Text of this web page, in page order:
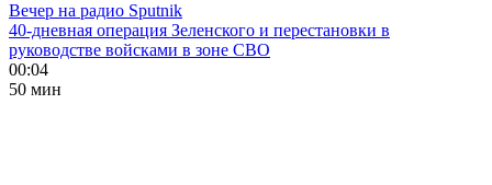
Вечер на радио Sputnik
40-дневная операция Зеленского и перестановки в
руководстве войсками в зоне СВО
00:04
50 мин